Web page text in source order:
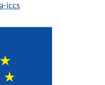
iccs